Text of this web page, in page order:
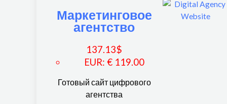
Маркетинговое
агентство
137.13$
EUR:€ 119.00
Готовый сайт цифрового
агентства